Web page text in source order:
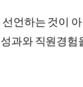
언하는 것이
과와 직원경